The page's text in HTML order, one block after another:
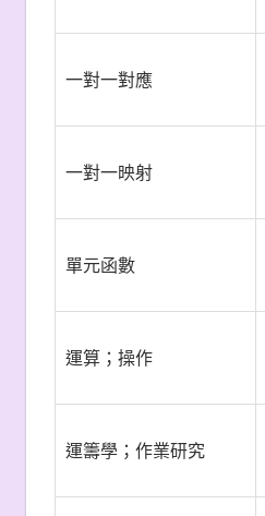
一對一對應
一對一映射
單元函數
運算；操作
運籌學；作業研究